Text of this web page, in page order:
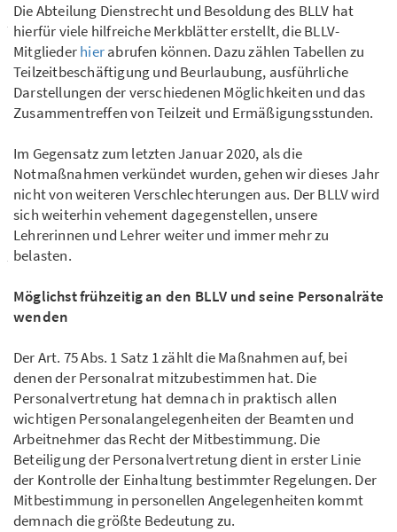
Die Abteilung Dienstrecht und Besoldung des BLLV hat
hierfür viele hilfreiche Merkblätter erstellt, die BLLV-
Mitgliederhierabrufen können. Dazu zählen Tabellen zu
Teilzeitbeschäftigung und Beurlaubung, ausführliche
Darstellungen der verschiedenen Möglichkeiten und das
Zusammentreffen von Teilzeit und Ermäßigungsstunden.
Im Gegensatz zum letzten Januar 2020, als die
Notmaßnahmen verkündet wurden, gehen wir dieses Jahr
nicht von weiteren Verschlechterungen aus. Der BLLV wird
sich weiterhin vehement dagegenstellen, unsere
Lehrerinnen und Lehrer weiter und immer mehr zu
belasten.
Möglichst frühzeitig an den BLLV und seine Personalräte
wenden
Der Art. 75 Abs. 1 Satz 1 zählt die Maßnahmen auf, bei
denen der Personalrat mitzubestimmen hat. Die
Personalvertretung hat demnach in praktisch allen
wichtigen Personalangelegenheiten der Beamten und
Arbeitnehmer das Recht der Mitbestimmung. Die
Beteiligung der Personalvertretung dient in erster Linie
der Kontrolle der Einhaltung bestimmter Regelungen. Der
Mitbestimmung in personellen Angelegenheiten kommt
demnach die größte Bedeutung zu.